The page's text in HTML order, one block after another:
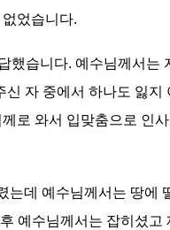
었습니다.
했습니다. 예수님께서
자 중에서 하나도 잃지
로 와서 입맞춤으로 인
데 예수님께서는 땅에
예수님께서는 잡히셨고